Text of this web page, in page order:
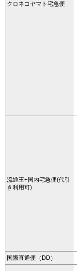
クロネコヤマト宅急便
流通王+国内宅急便(代引
き利用可)
国際直通便（DD）